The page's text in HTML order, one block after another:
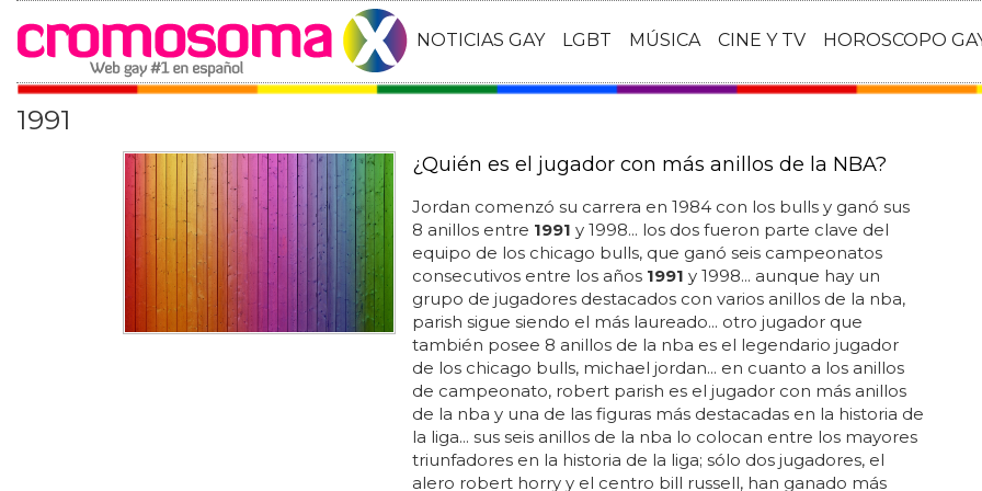
NOTICIAS GAY LGBT MÚSICA CINE Y TV HOROSCOPO
1991
¿Quién es el jugador con más anillos de la NBA?
Jordan comenzó su carrera en 1984 con los bulls y ganó sus
8 anillos entre 1991 y 1998... los dos fueron parte clave del
equipo de los chicago bulls, que ganó seis campeonatos
consecutivos entre los años 1991 y 1998... aunque hay un
grupo de jugadores destacados con varios anillos de la nba,
parish sigue siendo el más laureado... otro jugador que
también posee 8 anillos de la nba es el legendario jugador
de los chicago bulls, michael jordan... en cuanto a los anillos
de campeonato, robert parish es el jugador con más anillos
de la nba y una de las figuras más destacadas en la historia de
la liga... sus seis anillos de la nba lo colocan entre los mayores
triunfadores en la historia de la liga; sólo dos jugadores, el
alero robert horry y el centro bill russell, han ganado más